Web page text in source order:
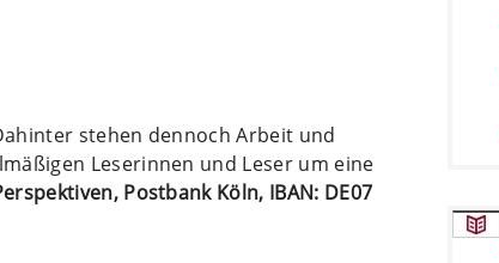
stehen dennoch Arbeit und
Leserinnen und Leser um eine
Postbank Köln, IBAN: DE07